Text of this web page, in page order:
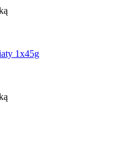
1x45g